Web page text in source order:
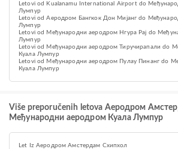
Letovi od Kualanamu International Airport do
Лумпур
Letovi od Аеродром Бангкок Дон Мијанг do
Лумпур
Letovi od Међународни аеродром Нгура Рај do
Лумпур
Letovi od Међународни аеродром Тиручирапали do
Куала Лумпур
Letovi od Међународни аеродром Пулау Пинанг do
Куала Лумпур
Više preporučenih letova Aеродром
Међународни аеродром Куала Лумпур
Let Iz Aеродром Амстердам Схипхол